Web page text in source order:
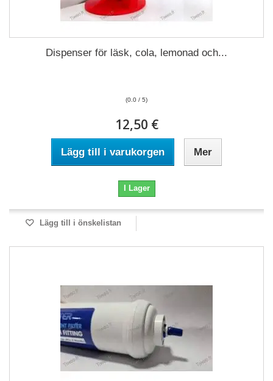
Dispenser för läsk, cola, lemonad och...
(0.0 / 5)
12,50 €
Lägg till i varukorgen Mer
I Lager
Lägg till i önskelistan